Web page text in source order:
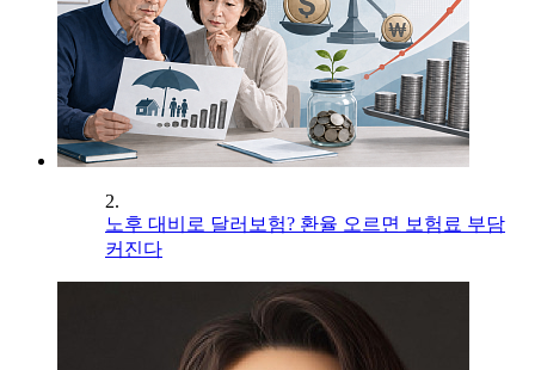
2.
노후 대비로 달러보험? 환율 오르면 보험료 부담
커진다